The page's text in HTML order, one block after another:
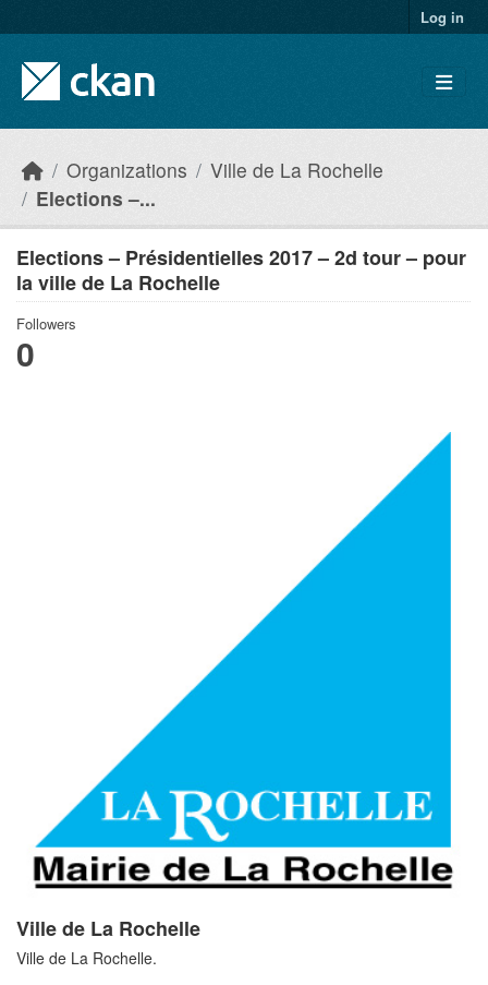
Log in
Organizations
Ville de La Rochelle
Elections –...
Elections – Présidentielles 2017 – 2d tour – pour
la ville de La Rochelle
Followers
0
Ville de La Rochelle
Ville de La Rochelle.